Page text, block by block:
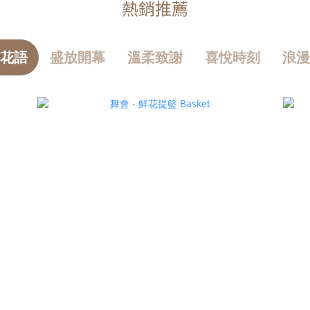
熱銷推薦
語 盛放開幕 溫柔致謝 喜悅時刻 浪